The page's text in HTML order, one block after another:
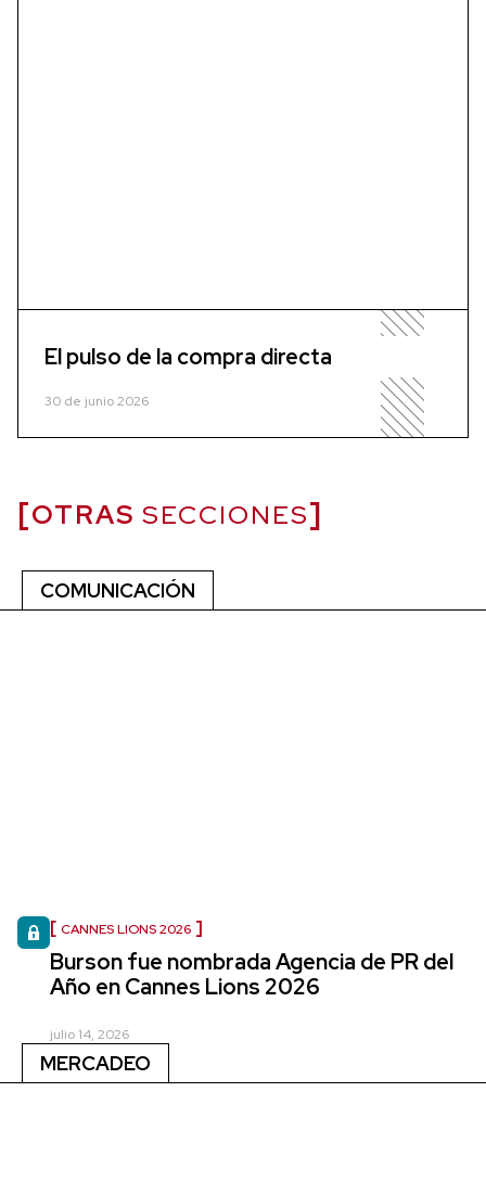
El pulso de la compra directa
30 de junio 2026
OTRAS SECCIONES
COMUNICACIÓN
CANNES LIONS 2026
Burson fue nombrada Agencia de PR del
Año en Cannes Lions 2026
julio 14, 2026
MERCADEO